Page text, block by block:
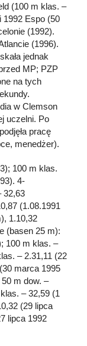
(100 m klas. –
1992 Espo (50
(1992).
(1996).
jednak
MP; PZP
na tych
w Clemson
uczelni. Po
pracę
menedżer).
100 m klas.
4-
32,63
(1.08.1991
1.10,32
(basen 25 m):
100 m klas. –
– 2.31,11 (22
marca 1995
m dow. –
– 32,59 (1
(29 lipca
lipca 1992